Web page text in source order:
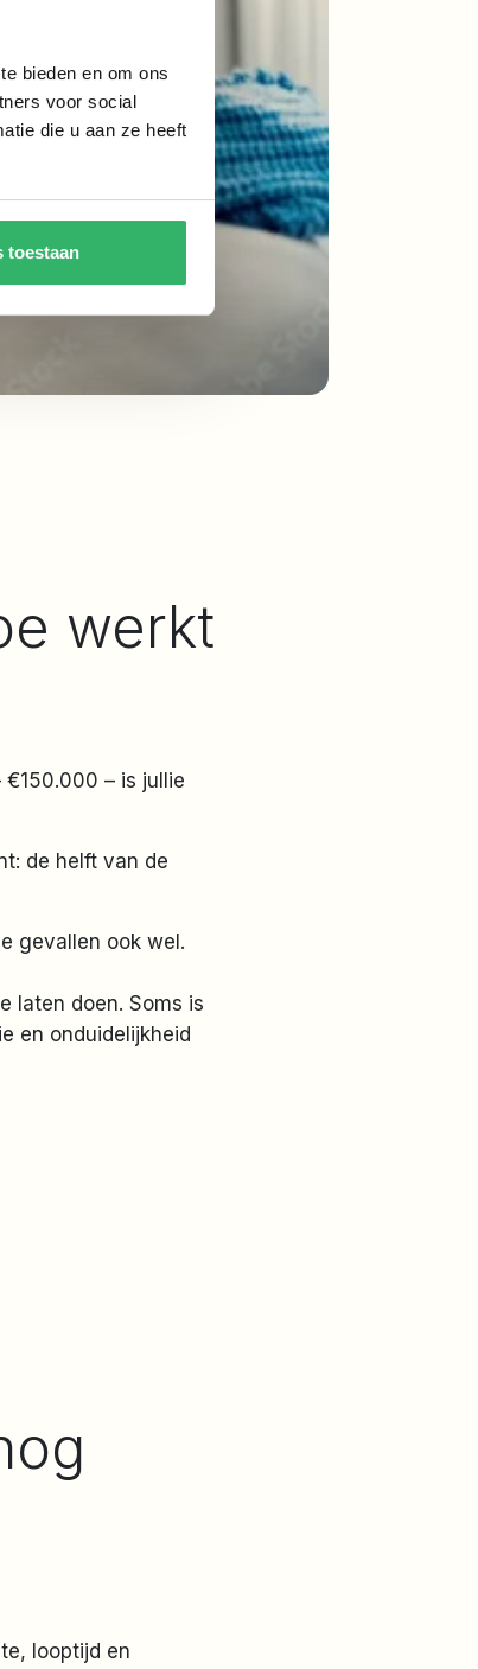
bieden en om ons
voor social
die u aan ze heeft
toestaan
werkt
– is jullie
de helft van de
gevallen ook wel.
laten doen. Soms is
en onduidelijkheid
looptijd en